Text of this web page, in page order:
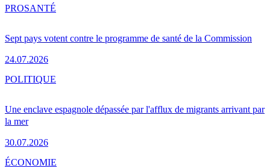
Sept pays votent contre le programme de santé de la Commission
24.07.2026
PROSANTÉ
Une enclave espagnole dépassée par l'afflux de migrants arrivant par
la mer
30.07.2026
POLITIQUE
ÉCONOMIE